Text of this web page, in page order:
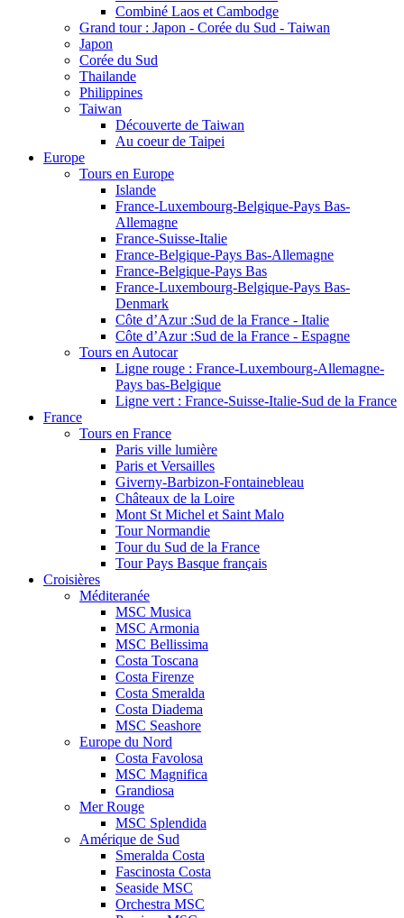
Combiné Laos et Cambodge
Grand tour : Japon - Corée du Sud - Taiwan
Japon
Corée du Sud
Thailande
Philippines
Taiwan
Découverte de Taiwan
Au coeur de Taipei
Europe
Tours en Europe
Islande
France-Luxembourg-Belgique-Pays Bas-
Allemagne
France-Suisse-Italie
France-Belgique-Pays Bas-Allemagne
France-Belgique-Pays Bas
France-Luxembourg-Belgique-Pays Bas-
Denmark
Côte d’Azur :Sud de la France - Italie
Côte d’Azur :Sud de la France - Espagne
Tours en Autocar
Ligne rouge : France-Luxembourg-Allemagne-
Pays bas-Belgique
Ligne vert : France-Suisse-Italie-Sud de la France
France
Tours en France
Paris ville lumière
Paris et Versailles
Giverny-Barbizon-Fontainebleau
Châteaux de la Loire
Mont St Michel et Saint Malo
Tour Normandie
Tour du Sud de la France
Tour Pays Basque français
Croisières
Méditeranée
MSC Musica
MSC Armonia
MSC Bellissima
Costa Toscana
Costa Firenze
Costa Smeralda
Costa Diadema
MSC Seashore
Europe du Nord
Costa Favolosa
MSC Magnifica
Grandiosa
Mer Rouge
MSC Splendida
Amérique de Sud
Smeralda Costa
Fascinosta Costa
Seaside MSC
Orchestra MSC